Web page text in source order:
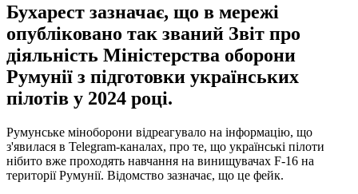
Бухарест зазначає, що в мережі
опубліковано так званий Звіт про
діяльність Міністерства оборони
Румунії з підготовки українських
пілотів у 2024 році.
Румунське міноборони відреагувало на інформацію, що
з'явилася в Telegram-каналах, про те, що українські пілоти
нібито вже проходять навчання на винищувачах F-16 на
території Румунії. Відомство зазначає, що це фейк.